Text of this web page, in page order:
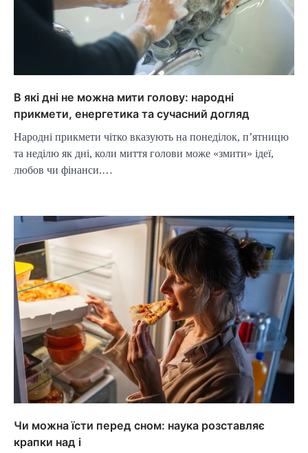
В які дні не можна мити голову: народні
прикмети, енергетика та сучасний догляд
Народні прикмети чітко вказують на понеділок, п’ятницю
та неділю як дні, коли миття голови може «змити» ідеї,
любов чи фінанси.…
Чи можна їсти перед сном: наука розставляє
крапки над і